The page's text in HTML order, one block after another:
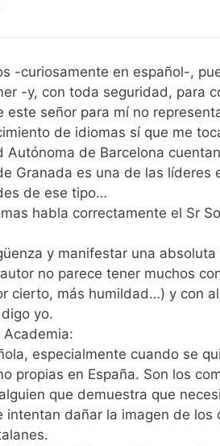
-curiosamente en español-,
-y, con toda seguridad, para
este señor para mí no
de idiomas sí que me
Autónoma de Barcelona
Granada es una de las líderes
de ese tipo…
habla correctamente el Sr
y manifestar una
no parece tener muchos
cierto, más humildad…) y con
yo.
Academia:
especialmente cuando se
propias en España. Son los
que demuestra que
intentan dañar la imagen de